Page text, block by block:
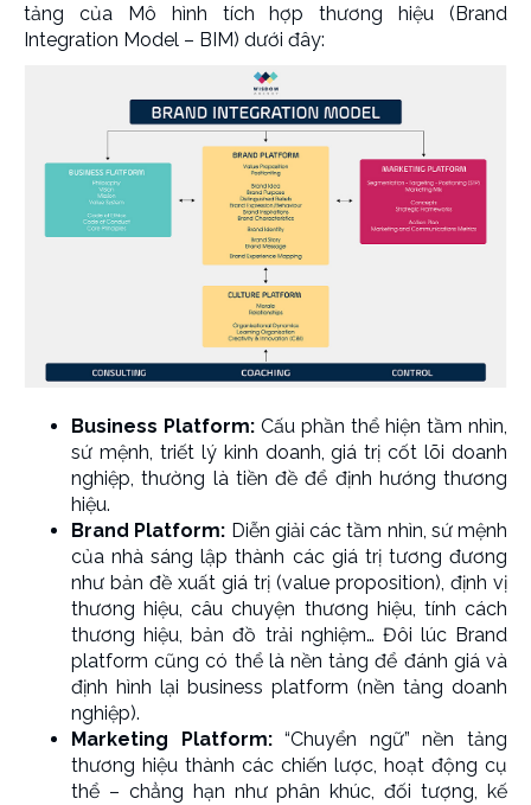
tảng của Mô hình tích hợp thương hiệu (Brand
Integration Model – BIM) dưới đây:
Business Platform: Cấu phần thể hiện tầm nhìn,
sứ mệnh, triết lý kinh doanh, giá trị cốt lõi doanh
nghiệp, thường là tiền đề để định hướng thương
hiệu.
Brand Platform: Diễn giải các tầm nhìn, sứ mệnh
của nhà sáng lập thành các giá trị tương đương
như bản đề xuất giá trị (value proposition), định vị
thương hiệu, câu chuyện thương hiệu, tính cách
thương hiệu, bản đồ trải nghiệm… Đôi lúc Brand
platform cũng có thể là nền tảng để đánh giá và
định hình lại business platform (nền tảng doanh
nghiệp).
Marketing Platform:“Chuyển ngữ” nền tảng
thương hiệu thành các chiến lược, hoạt động cụ
thể – chẳng hạn như phân khúc, đối tượng, kế